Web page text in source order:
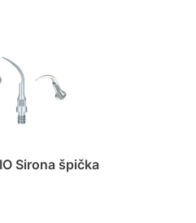
Sirona špička